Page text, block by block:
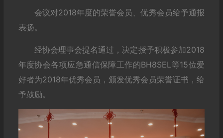
会议对2018年度的荣誉会员、优秀会员给予通报
表扬。
经协会理事会提名通过，决定授予积极参加2018
年度协会各项应急通信保障工作的BH8SEL等15位爱
好者为2018年优秀会员，颁发优秀会员荣誉证书，给
予鼓励。